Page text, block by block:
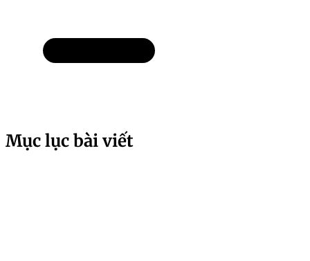
Mục lục bài viết